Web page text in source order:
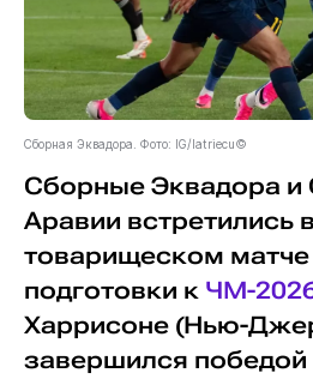
Сборная Эквадора. Фото: IG/latriecu©
Сборные Эквадора и
Аравии встретились в
товарищеском
подготовки к ЧМ-
Харрисоне (Нью-
завершился победой